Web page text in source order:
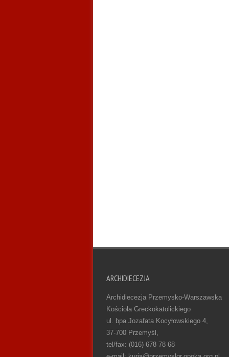
ARCHIDIECEZJA
Archidiecezja Przemysko-Warszawska
Kościoła Greckokatolickiego
ul. bpa Jozafata Kocyłowskiego 4,
37-700 Przemyśl,
tel/fax: (016) 678 78 68